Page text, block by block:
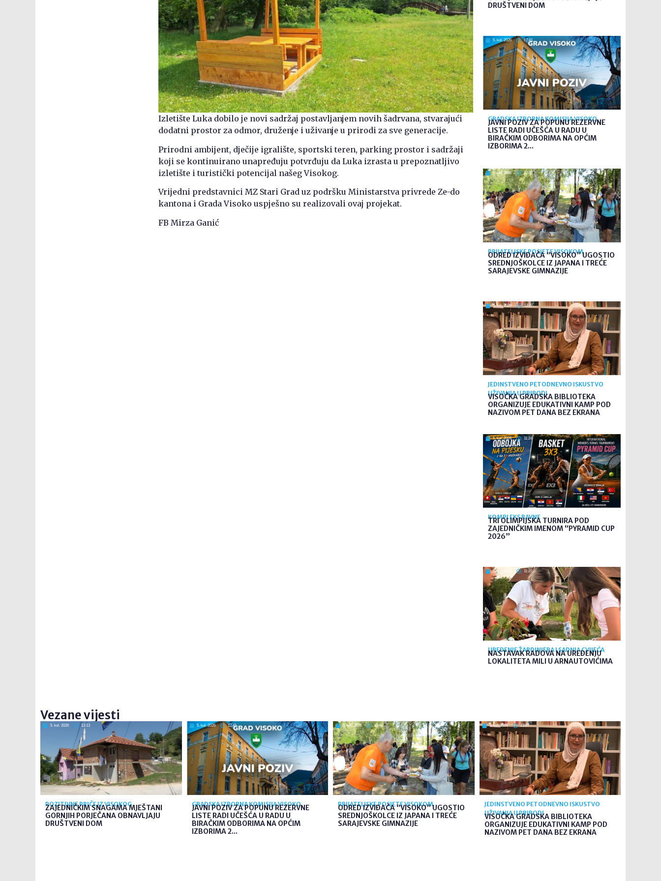
Izletište Luka dobilo je novi sadržaj postavljanjem novih šadrvana, stvarajući
dodatni prostor za odmor, druženje i uživanje u prirodi za sve generacije.
Prirodni ambijent, dječije igralište, sportski teren, parking prostor i sadržaji
koji se kontinuirano unapređuju potvrđuju da Luka izrasta u prepoznatljivo
izletište i turistički potencijal našeg Visokog.
Vrijedni predstavnici MZ Stari Grad uz podršku Ministarstva privrede Ze-do
kantona i Grada Visoko uspješno su realizovali ovaj projekat.
FB Mirza Ganić
DRUŠTVENI DOM
5. kol. 2026 12:41
GRADSKA IZBORNA KOMISIJA VISOKO
JAVNI POZIV ZA POPUNU REZERVNE
LISTE RADI UČEŠĆA U RADU U
BIRAČKIM ODBORIMA NA OPĆIM
IZBORIMA 2...
5. kol. 2026 12:40
PRIJATELJSKE POSJETE VISOKOM
ODRED IZVIĐAČA “VISOKO” UGOSTIO
SREDNJOŠKOLCE IZ JAPANA I TREĆE
SARAJEVSKE GIMNAZIJE
5. kol. 2026 12:27
JEDINSTVENO PETODNEVNO ISKUSTVO
UŽIVANJA U PRIRODI
VISOČKA GRADSKA BIBLIOTEKA
ORGANIZUJE EDUKATIVNI KAMP POD
NAZIVOM PET DANA BEZ EKRANA
5. kol. 2026 11:24
KOMPLEKS RAVNE
TRI OLIMPIJSKA TURNIRA POD
ZAJEDNIČKIM IMENOM “PYRAMID CUP
2026”
5. kol. 2026 11:20
UREĐENJE ŽARDINJERA I SADNJA CVIJEĆA
NASTAVAK RADOVA NA UREĐENJU
LOKALITETA MILI U ARNAUTOVIĆIMA
Vezane vijesti
5. kol. 2026 13:13
POZITIVNE PRIČE IZ VISOKOG
ZAJEDNIČKIM SNAGAMA MJEŠTANI
GORNJIH PORJEČANA OBNAVLJAJU
DRUŠTVENI DOM
5. kol. 2026 12:41
GRADSKA IZBORNA KOMISIJA VISOKO
JAVNI POZIV ZA POPUNU REZERVNE
LISTE RADI UČEŠĆA U RADU U
BIRAČKIM ODBORIMA NA OPĆIM
IZBORIMA 2...
5. kol. 2026 12:40
PRIJATELJSKE POSJETE VISOKOM
ODRED IZVIĐAČA “VISOKO” UGOSTIO
SREDNJOŠKOLCE IZ JAPANA I TREĆE
SARAJEVSKE GIMNAZIJE
5. kol. 2026 12:27
JEDINSTVENO PETODNEVNO ISKUSTVO
UŽIVANJA U PRIRODI
VISOČKA GRADSKA BIBLIOTEKA
ORGANIZUJE EDUKATIVNI KAMP POD
NAZIVOM PET DANA BEZ EKRANA